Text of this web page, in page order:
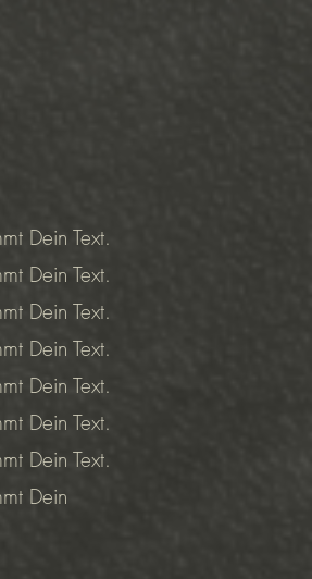
Dein Text.
Dein Text.
Dein Text.
Dein Text.
Dein Text.
Dein Text.
Dein Text.
Dein